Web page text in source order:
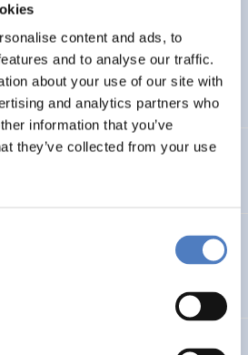
content and ads, to
and to analyse our traffic.
about your use of our site with
and analytics partners who
information that you’ve
they’ve collected from your use
Possibilities and limitations of
illustrated by ecological
(2000).
Buchegger
Social